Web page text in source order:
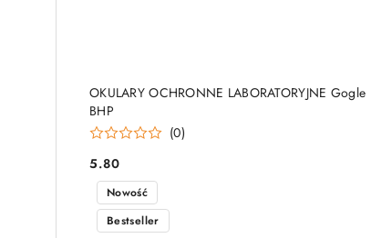
OKULARY OCHRONNE LABORATORYJNE Gogle
BHP
(0)
Cena:
5.80
DODAJ DO KOSZYKA
Nowość
Bestseller